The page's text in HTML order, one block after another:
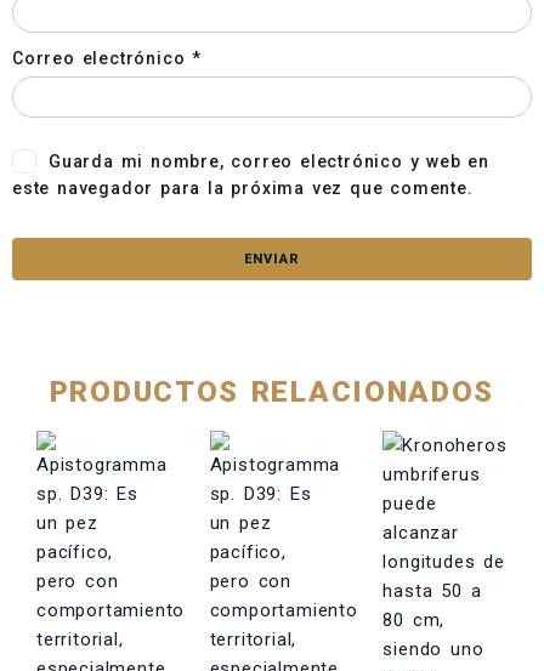
Correo electrónico*
Guarda mi nombre, correo electrónico y web en
este navegador para la próxima vez que comente.
PRODUCTOS RELACIONADOS